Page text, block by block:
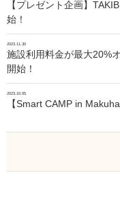
【プレゼント企画】
始！
2023.11.30
施設利用料金が最大20%
開始！
2023.10.05
【Smart CAMP in